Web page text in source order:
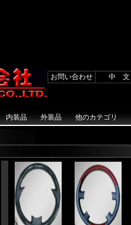
お問い合わせ 中 文
内装品 外装品 他のカテゴリ